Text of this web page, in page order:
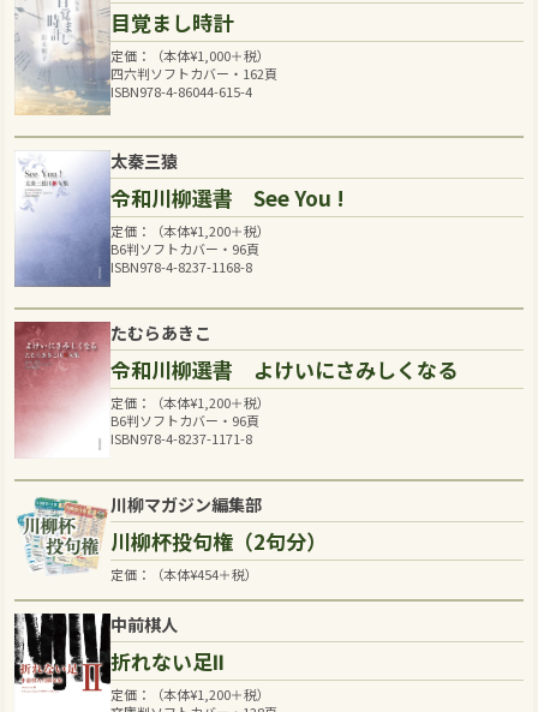
目覚まし時計
定価：（本体¥1,000＋税）
四六判ソフトカバー・162頁
ISBN978-4-86044-615-4
太秦三猿
令和川柳選書 See You !
定価：（本体¥1,200＋税）
B6判ソフトカバー・96頁
ISBN978-4-8237-1168-8
たむらあきこ
令和川柳選書 よけいにさみしくなる
定価：（本体¥1,200＋税）
B6判ソフトカバー・96頁
ISBN978-4-8237-1171-8
川柳マガジン編集部
川柳杯投句権（2句分）
定価：（本体¥454＋税）
中前棋人
折れない足Ⅱ
定価：（本体¥1,200＋税）